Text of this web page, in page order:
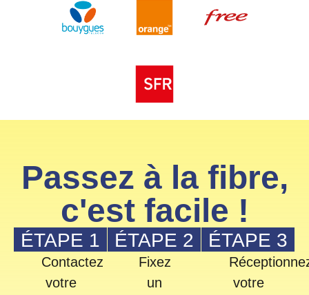
Passez à la fibre,
c'est facile !
ÉTAPE 1
Contactez
votre
ÉTAPE 2
Fixez
un
ÉTAPE 3
votre